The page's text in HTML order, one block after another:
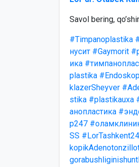
Savol bering,
#Timpanoplastika
нусит #Gaymorit
ика
plastika
klazerSheyver
stika #plastikauxa
анопластика
р247
SS #LorTashkent24